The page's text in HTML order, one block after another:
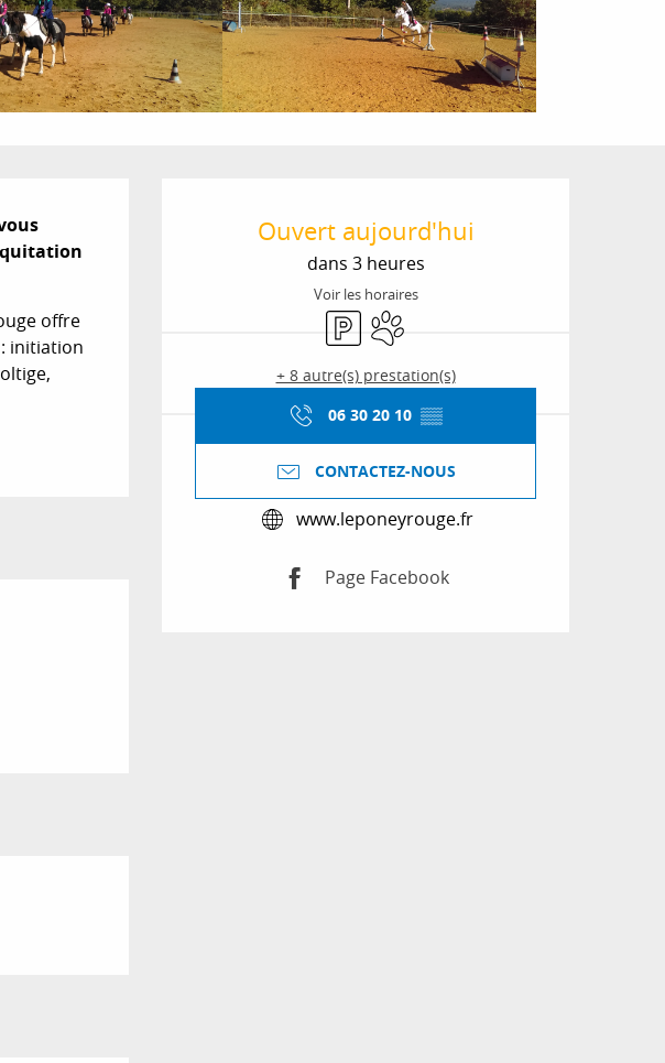
Ouverture et
Ouvert aujourd'hui
dans 3 heures
Voir les horaires
ParkingAnimaux acceptés
+ 8 autre(s) prestation(s)
06 30 20 10 ▒▒
CONTACTEZ-NOUS
www.leponeyrouge.fr
Page Facebook
offre
initiation